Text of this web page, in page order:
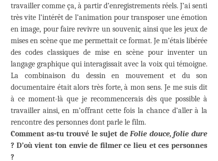
travailler comme ça, à partir d’enregistrements réels. J’ai senti
très vite l’intérêt de l’animation pour transposer une émotion
en image, pour faire revivre un souvenir, ainsi que les jeux de
mises en scène que me permettait ce format. Je m’étais libérée
des codes classiques de mise en scène pour inventer un
langage graphique qui interagissait avec la voix qui témoigne.
La combinaison du dessin en mouvement et du son
documentaire était alors très forte, à mon sens. Je me suis dit
à ce moment-là que je recommencerais dès que possible à
travailler ainsi, en m’offrant cette fois la chance d’aller à la
rencontre des personnes dont parle le film.
Comment as-tu trouvé le sujet de Folie douce, folie dure
? D’où vient ton envie de filmer ce lieu et ces personnes
?